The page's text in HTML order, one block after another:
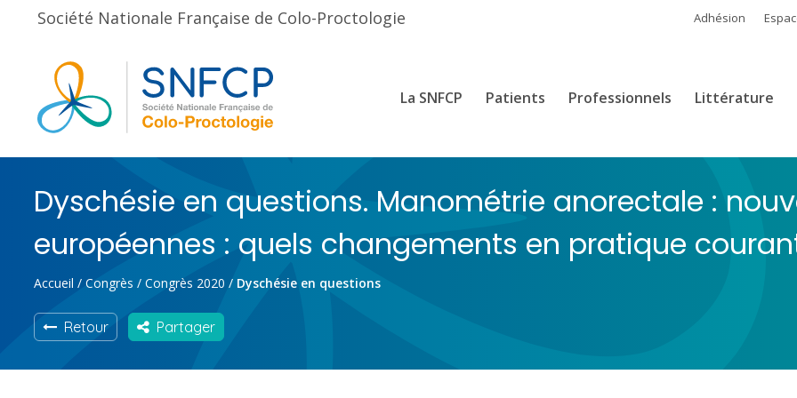
Société Nationale Française de Colo-Proctologie Adhésion
La SNFCP Patients Professionnels Littérature
Dyschésie en questions. Manométrie anorectale :
européennes : quels changements en pratique
Accueil / Congrès / Congrès 2020 / Dyschésie en questions
Retour Partager